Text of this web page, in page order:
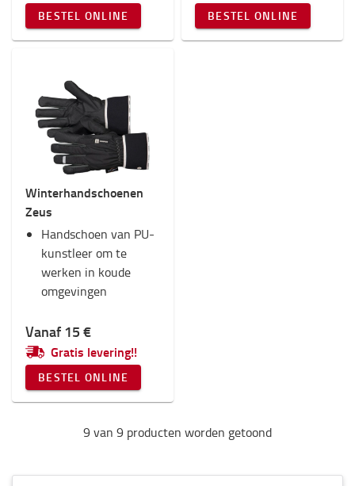
BESTEL ONLINE BESTEL ONLINE
Winterhandschoenen
Zeus
Handschoen van PU-
kunstleer om te
werken in koude
omgevingen
Vanaf 15 €
Gratis levering!!
BESTEL ONLINE
9 van 9 producten worden getoond